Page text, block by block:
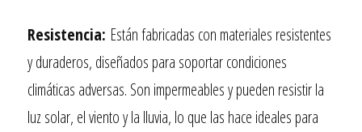
Resistencia: Están fabricadas con materiales resistentes
y duraderos, diseñados para soportar condiciones
climáticas adversas. Son impermeables y pueden resistir la
luz solar, el viento y la lluvia, lo que las hace ideales para